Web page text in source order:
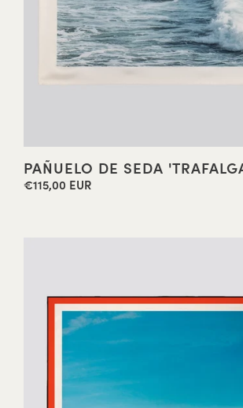
PAÑUELO DE SEDA
Precio
€115,00 EUR